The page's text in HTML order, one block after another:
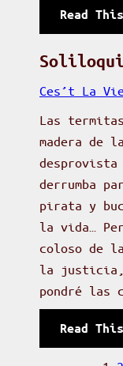
Read
Ces’t La
Las
madera de
derrumba
pirata y
la vida…
coloso de
la justicia,
pondré las
Read